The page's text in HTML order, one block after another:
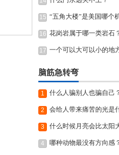
15 “五角大楼”是美国哪个
16 花岗岩属于哪一类岩石
17 一个可以大可以小的地
脑筋急转弯
1 什么人骗别人也骗自己
2 会给人带来痛苦的光是
3 什么时候月亮会比太阳
4 哪种动物最没有方向感